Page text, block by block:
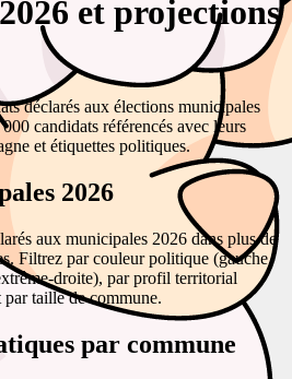
et projections
déclarés aux élections municipales
candidats référencés avec leurs
et étiquettes politiques.
2026
aux municipales 2026 dans plus de
Filtrez par couleur politique (gauche,
droite), par profil territorial
taille de commune.
par commune